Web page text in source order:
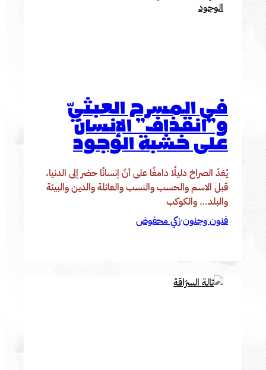
في المسرح العبثيّ
و”انقذاف” الإنسان
على خشبة الوجود
يُعَدّ الصراخ دليلًا دامغًا على أنّ إنسانًا حضر إلى الدنيا،
قبل الاسم والحسب والنسب والعائلة والدين والبيئة
والبلد… والكوكب
فنون وجنون·زكي محفوض